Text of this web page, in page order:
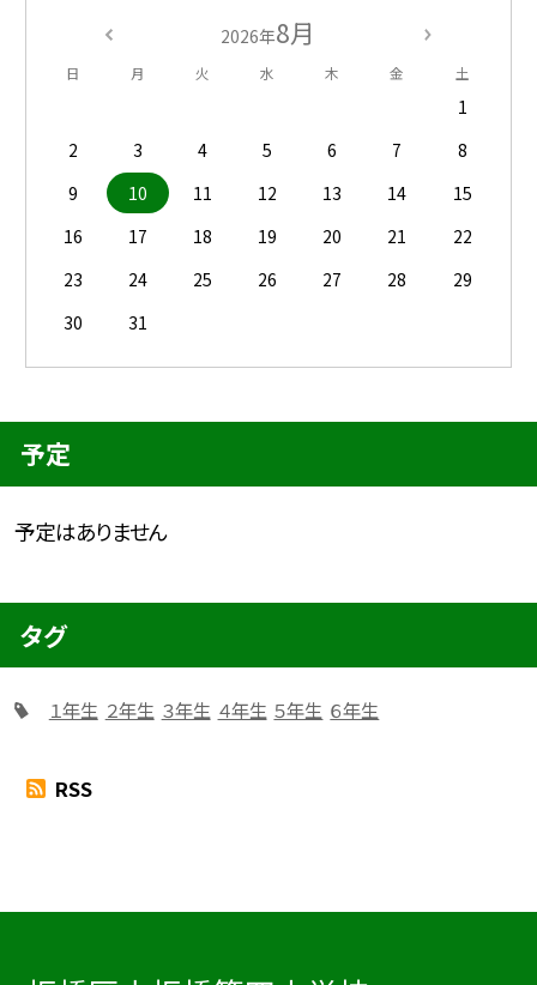
2026年8月
日 月 火 水 木 金 土
1
2
3 4 5 6 7
8
9
10 11 12 13 14
15
16
17 18 19 20 21
22
23
24 25 26 27 28
29
30
31
予定
予定はありません
タグ
１年生 ２年生 ３年生 ４年生 ５年生 ６年生
RSS